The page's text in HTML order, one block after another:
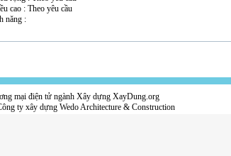
cao : Theo yêu cầu
năng :
mại điện tử ngành Xây dựng XayDung.org
ty xây dựngWedo Architecture & Construction